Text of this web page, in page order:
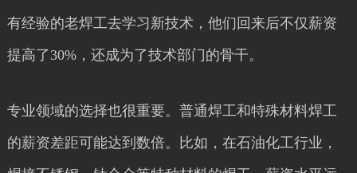
有经验的老焊工去学习新技术，他们回来后不仅薪资
提高了30%，还成为了技术部门的骨干。
专业领域的选择也很重要。普通焊工和特殊材料焊工
的薪资差距可能达到数倍。比如，在石油化工行业，